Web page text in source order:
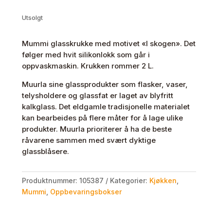
Utsolgt
Mummi glasskrukke med motivet «I skogen». Det
følger med hvit silikonlokk som går i
oppvaskmaskin. Krukken rommer 2 L.
Muurla sine glassprodukter som flasker, vaser,
telysholdere og glassfat er laget av blyfritt
kalkglass. Det eldgamle tradisjonelle materialet
kan bearbeides på flere måter for å lage ulike
produkter. Muurla prioriterer å ha de beste
råvarene sammen med svært dyktige
glassblåsere.
Produktnummer: 105387 Kategorier: Kjøkken
Mummi Oppbevaringsbokser